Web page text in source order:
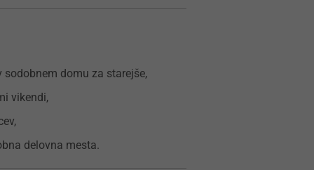
domu za starejše,
vikendi,
delovna mesta.